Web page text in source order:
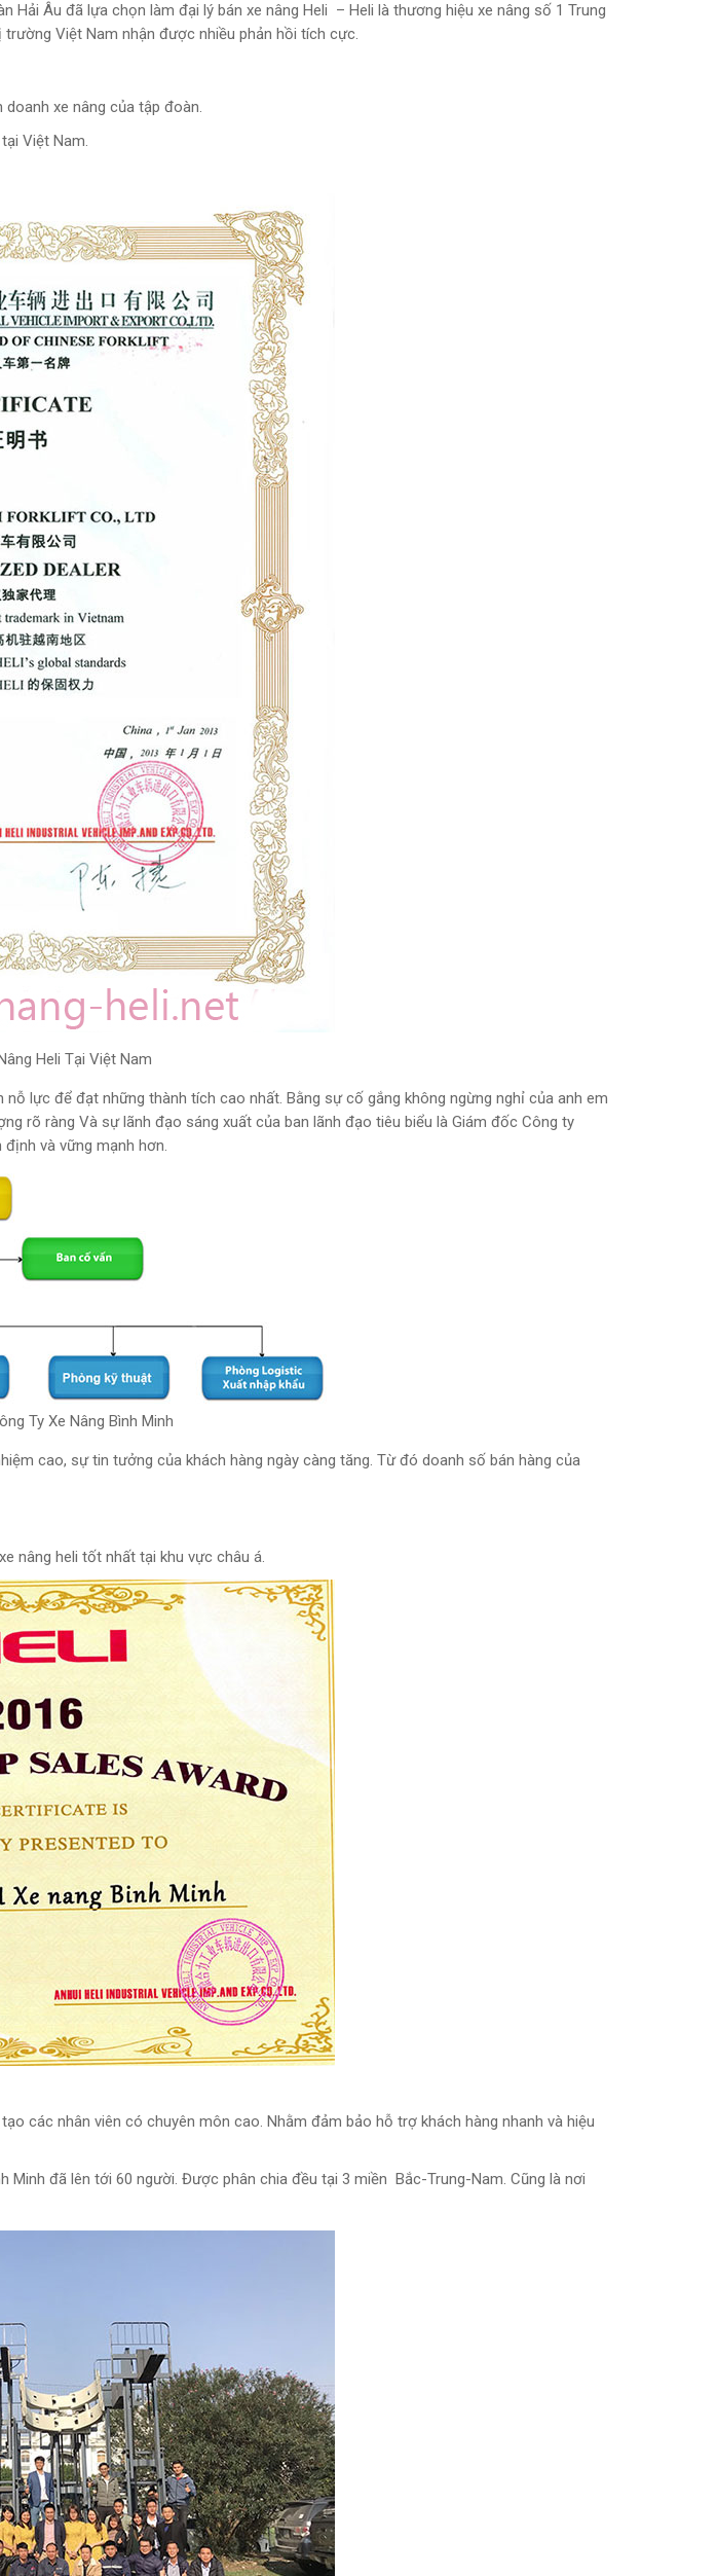
Âu đã lựa chọn làm đại lý bán xe nâng Heli – Heli là thương hiệu xe nâng số 1 Trung
Việt Nam nhận được nhiều phản hồi tích cực.
xe nâng của tập đoàn.
Việt Nam.
Heli Tại Việt Nam
lực để đạt những thành tích cao nhất. Bằng sự cố gắng không ngừng nghỉ của anh em
rõ ràng Và sự lãnh đạo sáng xuất của ban lãnh đạo tiêu biểu là Giám đốc Công ty
định và vững mạnh hơn.
Ty Xe Nâng Bình Minh
cao, sự tin tưởng của khách hàng ngày càng tăng. Từ đó doanh số bán hàng của
nâng heli tốt nhất tại khu vực châu á.
các nhân viên có chuyên môn cao. Nhằm đảm bảo hỗ trợ khách hàng nhanh và hiệu
đã lên tới 60 người. Được phân chia đều tại 3 miền Bắc-Trung-Nam. Cũng là nơi